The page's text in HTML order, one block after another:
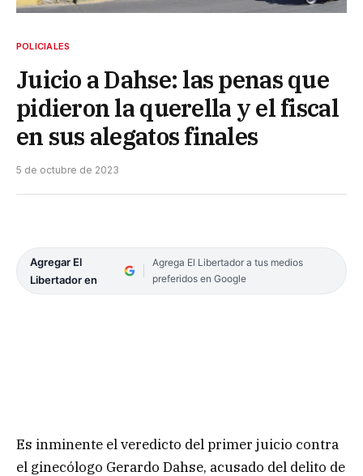
POLICIALES
Juicio a Dahse: las penas que
pidieron la querella y el fiscal
en sus alegatos finales
5 de octubre de 2023
Agregar El
Libertador en
Agrega El Libertador a tus medios
preferidos en Google
Es inminente el veredicto del primer juicio contra
el ginecólogo Gerardo Dahse, acusado del delito de